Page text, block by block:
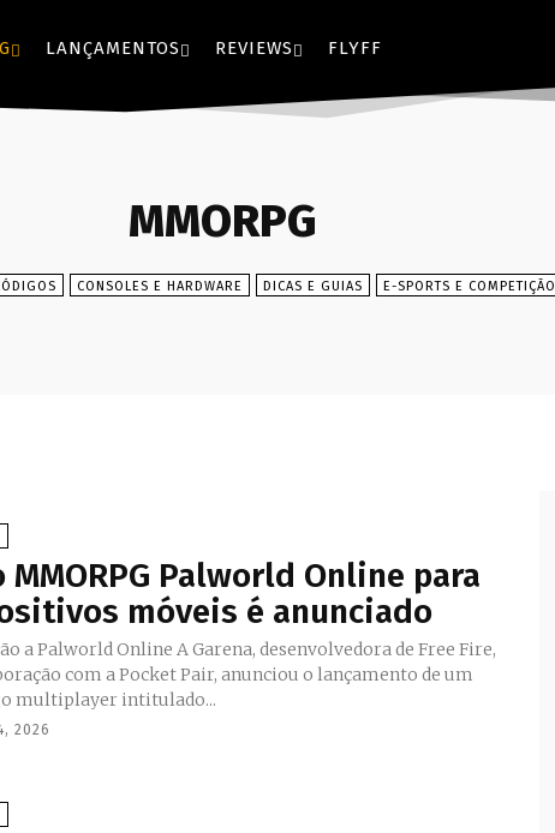
LANÇAMENTOS REVIEWS FLYFF
MMORPG
CONSOLES E HARDWARE DICAS E GUIAS E-SPORTS E COMPETIÇÃO
MMORPG Palworld Online para
móveis é anunciado
Online A Garena, desenvolvedora de Free Fire,
com a Pocket Pair, anunciou o lançamento de um
multiplayer intitulado...
2026